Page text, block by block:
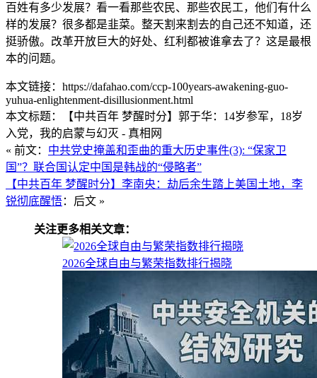
百姓有多少发展？看一看那些农民、那些农民工，他们有什么
样的发展？很多都是韭菜。整天割来割去的自己还不知道，还
挺骄傲。改革开放巨大的好处、红利都被谁拿去了？这是最根
本的问题。
本文链接：https://dafahao.com/ccp-100years-awakening-guo-
yuhua-enlightenment-disillusionment.html
本文标题：【中共百年 梦醒时分】郭于华：14岁参军，18岁
入党，我的启蒙与幻灭 - 真相网
« 前文： 中共党史掩盖和歪曲的重大历史事件(3): “保家卫
国”？联合国认定中国是韩战的“侵略者”
【中共百年 梦醒时分】李南央：劫后余生踏上美国土地，李
锐彻底醒悟：后文 »
关注更多相关文章：
2026全球自由与繁荣指数排行揭晓